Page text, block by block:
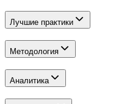
Лучшие практики
Методология
Аналитика